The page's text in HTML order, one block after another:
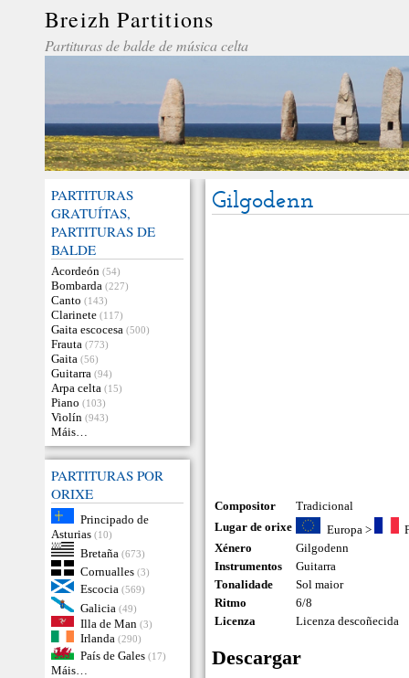
Breizh Partitions
Partituras de balde de música celta
PARTITURAS
GRATUÍTAS,
PARTITURAS DE
BALDE
Acordeón (54)
Bombarda (227)
Canto (143)
Clarinete (117)
Gaita escocesa (500)
Frauta (773)
Gaita (56)
Guitarra (94)
Arpa celta (15)
Piano (103)
Violín (943)
Máis…
PARTITURAS POR
ORIXE
Principado de
Asturias (10)
Bretaña (673)
Cornualles (3)
Escocia (569)
Galicia (49)
Illa de Man (3)
Irlanda (290)
País de Gales (17)
Máis…
Gilgodenn
Compositor
Tradicional
Lugar de orixe
Europa>
Xénero
Gilgodenn
Instrumentos
Guitarra
Tonalidade
Sol maior
Ritmo
6/8
Licenza
Licenza descoñecida
Descargar